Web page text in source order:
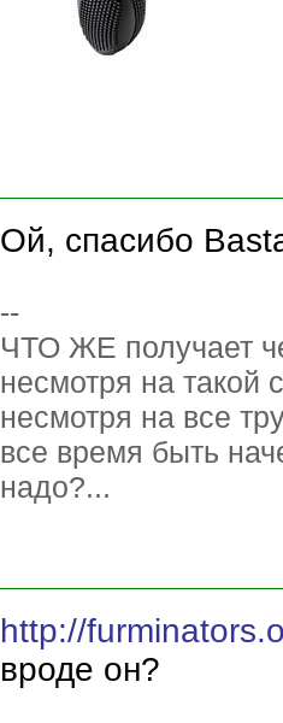
Ой, спасибо
--
ЧТО ЖЕ получает
несмотря на такой
несмотря на все
все время быть
надо?...
http://
вроде он?